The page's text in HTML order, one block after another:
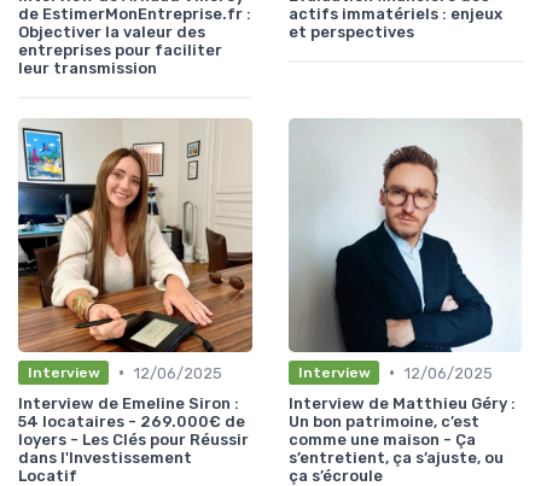
de EstimerMonEntreprise.fr :
Objectiver la valeur des
entreprises pour faciliter
leur transmission
actifs immatériels : enjeux
et perspectives
Interview • 12/06/2025
Interview de Emeline Siron :
54 locataires - 269.000€ de
loyers - Les Clés pour Réussir
dans l'Investissement
Locatif
Interview • 12/06/2025
Interview de Matthieu Géry :
Un bon patrimoine, c’est
comme une maison - Ça
s’entretient, ça s’ajuste, ou
ça s’écroule